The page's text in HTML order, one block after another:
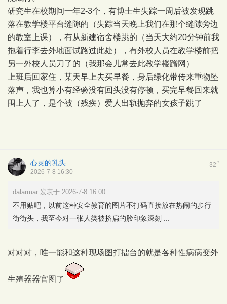
研究生在校期间一年2-3个，有博士生失踪一周后被发现跳
落在教学楼平台缝隙的（失踪当天晚上我们在那个缝隙旁边
的教室上课），有从新建宿舍楼跳的（当天大约20分钟前我
拖着行李去外地面试路过此处），有外校人员在教学楼前把
另一外校人员刀了的（我那会儿常去此教学楼蹭网）
上班后回家住，某天早上去买早餐，身后绿化带传来重物坠
落声，我也算小有经验没有回头没有停顿，买完早餐回来就
围上人了，是个被（残疾）爱人出轨抛弃的女孩子跳了
32#
心灵的乳头
2026-7-8 16:30
dalarmar 发表于 2026-7-8 16:00
不用贴吧，以前这种安全教育的图片不打码直接放在热闹的步行
街街头，我至今对一张人类被挤扁的脸印象深刻 ...
对对对，唯一能和这种现场图打擂台的就是各种性病病变外
生殖器器官图了